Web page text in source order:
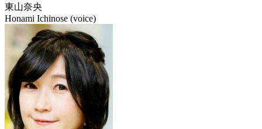
東山奈央
Honami Ichinose (voice)